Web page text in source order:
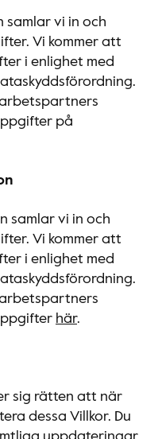
samlar vi in och
Vi kommer att
i enlighet med
på
samlar vi in och
Vi kommer att
i enlighet med
här.
sig rätten att när
dessa Villkor. Du